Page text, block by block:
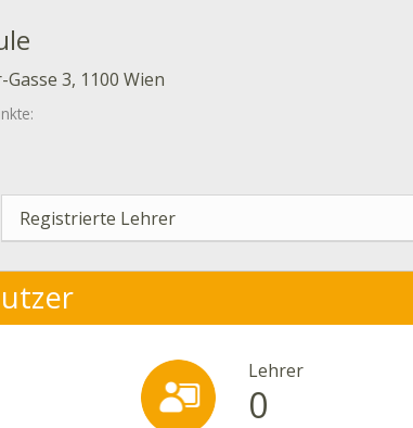
3, 1100 Wien
Registrierte Lehrer
Lehrer
0